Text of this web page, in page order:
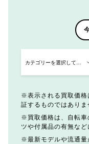
表示される買取価
証するものではありま
買取価格は、自転
ツや付属品の有無など
最新モデルや流通